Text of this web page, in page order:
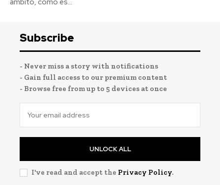
Subscribe
- Never miss a story with notifications
- Gain full access to our premium content
- Browse free from up to 5 devices at once
UNLOCK ALL
I've read and accept the Privacy Policy.